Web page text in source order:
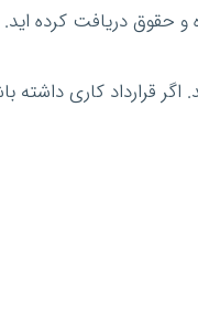
حقوق دریافت کرده اید.
قرارداد کاری داشته